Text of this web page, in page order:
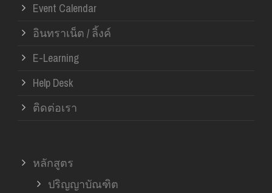
Event Calendar
อินทราเน็ต / ลิ้งค์
E-Learning
Help Desk
ติดต่อเรา
หลักสูตร
ปริญญาบัณฑิต